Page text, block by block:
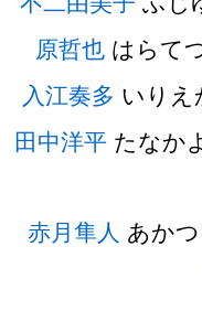
原哲也はらて
入江奏多 いりえ
田中洋平たなか
赤月隼人 あか